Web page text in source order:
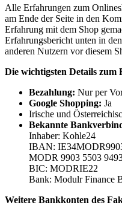
Alle Erfahrungen zum
am Ende der Seite in den
Erfahrung mit dem Shop
Erfahrungsbericht unten in
anderen Nutzern vor diesem
Die wichtigsten Details zum
Bezahlung: Nur per
Google Shopping: Ja
Irische und
Bekannte
Inhaber: Kohle24
IBAN:
MODR 9903 5503
BIC: MODRIE22
Bank: Modulr Finance
Weitere Bankkonten des